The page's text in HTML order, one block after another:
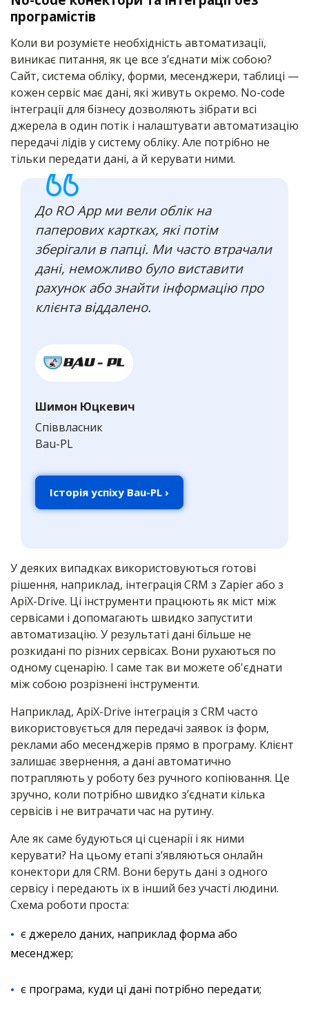
програмістів
Коли ви розумієте необхідність автоматизації,
виникає питання, як це все з’єднати між собою?
Сайт, система обліку, форми, месенджери, таблиці —
кожен сервіс має дані, які живуть окремо. No-code
інтеграції для бізнесу дозволяють зібрати всі
джерела в один потік і налаштувати автоматизацію
передачі лідів у систему обліку. Але потрібно не
тільки передати дані, а й керувати ними.
До RO App ми вели облік на
паперових картках, які потім
зберігали в папці. Ми часто втрачали
дані, неможливо було виставити
рахунок або знайти інформацію про
клієнта віддалено.
Шимон Юцкевич
Співвласник
Bau-PL
Історія успіху Bau-PL ›
У деяких випадках використовуються готові
рішення, наприклад, інтеграція CRM з Zapier або з
ApiX-Drive. Ці інструменти працюють як міст між
сервісами і допомагають швидко запустити
автоматизацію. У результаті дані більше не
розкидані по різних сервісах. Вони рухаються по
одному сценарію. І саме так ви можете об'єднати
між собою розрізнені інструменти.
Наприклад, ApiX-Drive інтеграція з CRM часто
використовується для передачі заявок із форм,
реклами або месенджерів прямо в програму. Клієнт
залишає звернення, а дані автоматично
потрапляють у роботу без ручного копіювання. Це
зручно, коли потрібно швидко з’єднати кілька
сервісів і не витрачати час на рутину.
Але як саме будуються ці сценарії і як ними
керувати? На цьому етапі з’являються онлайн
конектори для CRM. Вони беруть дані з одного
сервісу і передають їх в інший без участі людини.
Схема роботи проста:
є джерело даних, наприклад форма або
месенджер;
є програма, куди ці дані потрібно передати;